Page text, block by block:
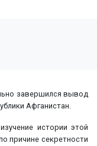
завершился вывод
Афганистан.
истории этой
причине секретности